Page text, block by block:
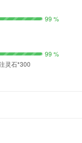
99 %
99 %
灵石*300